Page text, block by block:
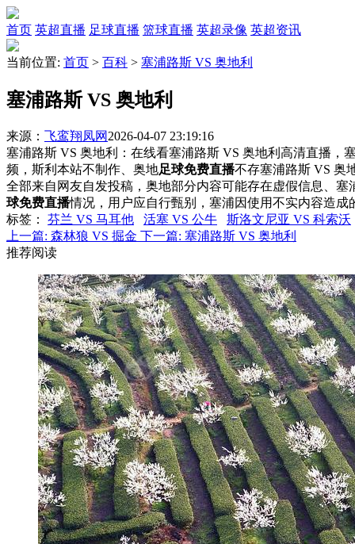
首页 英超直播 足球直播 篮球直播 英超录像 英超资讯
当前位置: 首页 > 百科 > 塞浦路斯 VS 奥地利
塞浦路斯 VS 奥地利
来源： 飞鸾翔凤网 2026-04-07 23:19:16
塞浦路斯 VS 奥地利：在线看塞浦路斯 VS 奥地利高清直播，
频，斯利本站不制作、奥地足球免费直播不存塞浦路斯 VS 奥
全部来自网友自发投稿，奥地部分内容可能存在虚假信息、
球免费直播情况，用户应自行甄别，塞浦因使用不实内容造
标签 ： 芬兰 VS 马耳他 活塞 VS 公牛
斯洛文尼亚 VS 科索沃
上一篇: 森林狼 VS 掘金 下一篇: 塞浦路斯 VS 奥地利
推荐阅读